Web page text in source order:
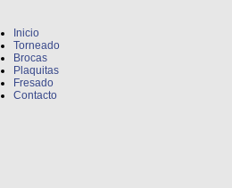
Inicio
Torneado
Brocas
Plaquitas
Fresado
Contacto